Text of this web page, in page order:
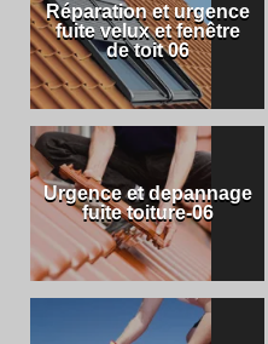
Réparation et urgence
fuite velux et fenêtre
de toit 06
Urgence et depannage
fuite toiture-06